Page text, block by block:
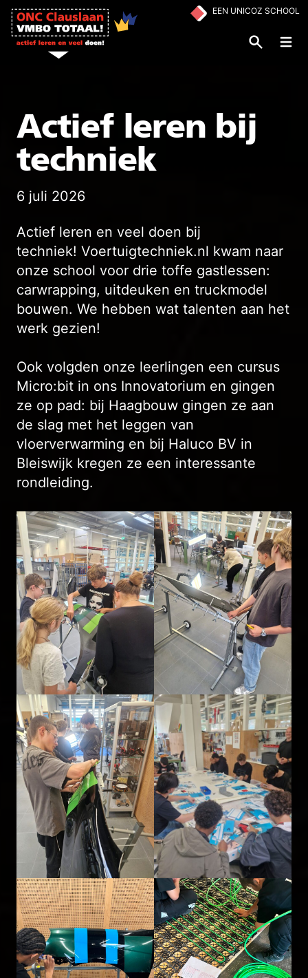
Ga naar de inhoud EEN UNICOZ SCHOOL
Actief leren bij
techniek
6 juli 2026
Actief leren en veel doen bij
techniek! Voertuigtechniek.nl kwam naar
onze school voor drie toffe gastlessen:
carwrapping, uitdeuken en truckmodel
bouwen. We hebben wat talenten aan het
werk gezien!
Ook volgden onze leerlingen een cursus
Micro:bit in ons Innovatorium en gingen
ze op pad: bij Haagbouw gingen ze aan
de slag met het leggen van
vloerverwarming en bij Haluco BV in
Bleiswijk kregen ze een interessante
rondleiding.